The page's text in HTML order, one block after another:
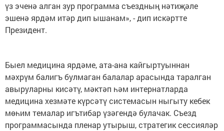
үз эченә алган зур программа съездның нәтиҗәле
эшенә ярдәм итәр дип ышанам», - дип искәртте
Президент.
Быел медицина ярдәме, ата-ана кайгыртуыннан
мәхрүм балигъ булмаган балалар арасында таралган
авыруларны кисәтү, мәктәп һәм интернатларда
медицина хезмәте күрсәтү системасын ныгыту кебек
мөһим темалар игътибар үзәгендә булачак. Съезд
программасында пленар утырыш, стратегик сессияләр